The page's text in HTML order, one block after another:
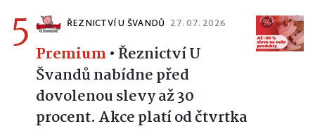
5 ŘEZNICTVÍ U ŠVANDŮ 27. 07. 2026
Premium •Řeznictví U
Švandů nabídne před
dovolenou slevy až 30
procent. Akce platí od čtvrtka